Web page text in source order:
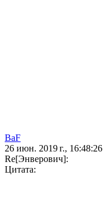
BaF
26 июн. 2019 г., 16:48:26
Re[Энверович]:
Цитата: